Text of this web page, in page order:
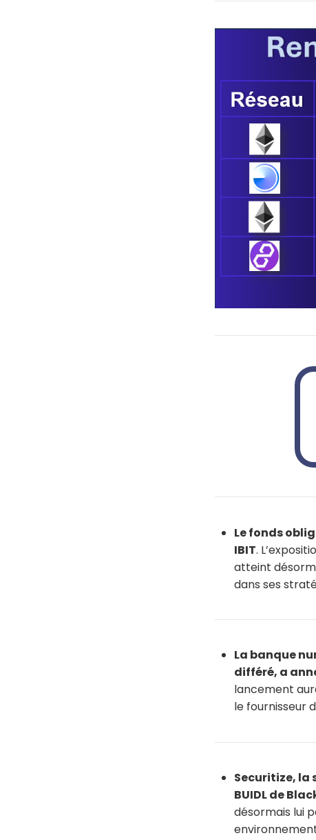
Le fonds
IBIT.
atteint
dans ses
La banque
différé, a
lancement
le fournisseur
Securitize, la
BUIDL de
désormais lui